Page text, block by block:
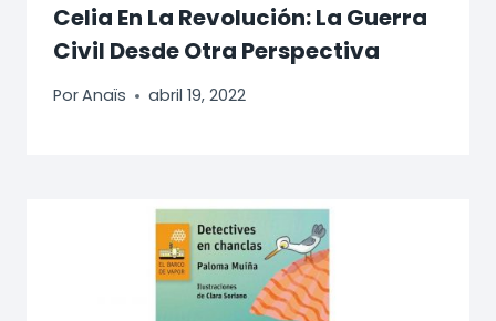
Celia En La Revolución: La Guerra
Civil Desde Otra Perspectiva
PorAnaïs abril 19, 2022